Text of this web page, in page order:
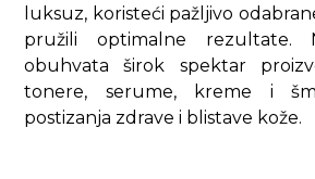
luksuz, koristeći pažljivo
pružili optimalne rezultate.
obuhvata širok spektar
tonere, serume, kreme i
postizanja zdrave i blistave kože.